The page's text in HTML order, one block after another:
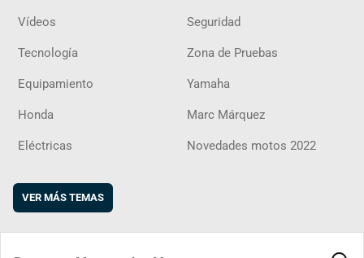
Vídeos Seguridad
Tecnología Zona de Pruebas
Equipamiento Yamaha
Honda Marc Márquez
Eléctricas Novedades motos 2022
VER MÁS TEMAS